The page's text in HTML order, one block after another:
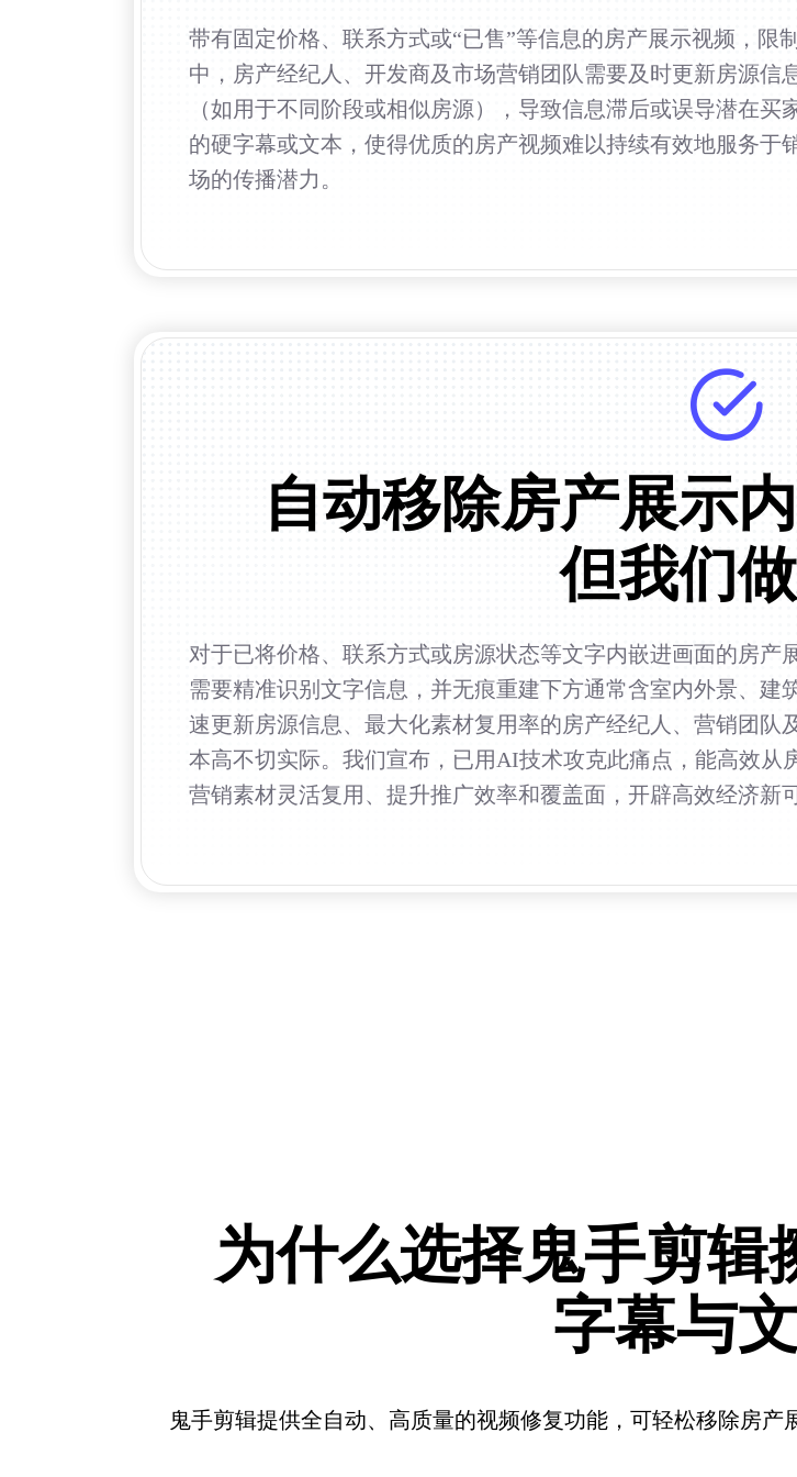
带有固定价格、联系方式或“已售”等信息的房产展示视频，
中，房产经纪人、开发商及市场营销团队需要及时更新房源信
（如用于不同阶段或相似房源），导致信息滞后或误导潜在
的硬字幕或文本，使得优质的房产视频难以持续有效地服务
场的传播潜力。
自动移除房产展示
但我们
对于已将价格、联系方式或房源状态等文字内嵌进画面的房
需要精准识别文字信息，并无痕重建下方通常含室内外景、
速更新房源信息、最大化素材复用率的房产经纪人、营销团
本高不切实际。我们宣布，已用AI技术攻克此痛点，能高效从
营销素材灵活复用、提升推广效率和覆盖面，开辟高效经济新
为什么选择鬼手剪辑
字幕与
鬼手剪辑提供全自动、高质量的视频修复功能，可轻松移除房产